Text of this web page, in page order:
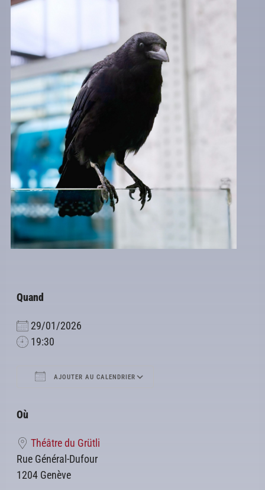
Quand
29/01/2026
19:30
AJOUTER AU CALENDRIER
Où
Théâtre du Grütli
Rue Général-Dufour
1204 Genève